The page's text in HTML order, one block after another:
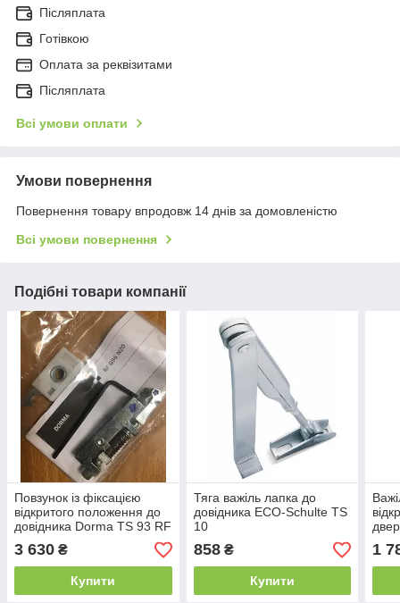
Післяплата
Готівкою
Оплата за реквізитами
Післяплата
Всі умови оплати
Умови повернення
Повернення товару впродовж 14 днів за домовленістю
Всі умови повернення
Подібні товари компанії
Повзунок із фіксацією
відкритого положення до
довідника Dorma TS 93 RF
3 630 ₴
Купити
Тяга важіль лапка до
довідника ECO-Schulte TS
10
858₴
Купити
1